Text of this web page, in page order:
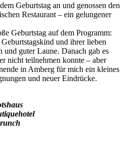
Geburtstag an und genossen den
Restaurant – ein gelungener
Geburtstag auf dem Programm:
und ihrer lieben
und guter Laune. Danach gab es
nicht teilnehmen konnte – aber
in Amberg für mich ein kleines
und neuer Eindrücke.